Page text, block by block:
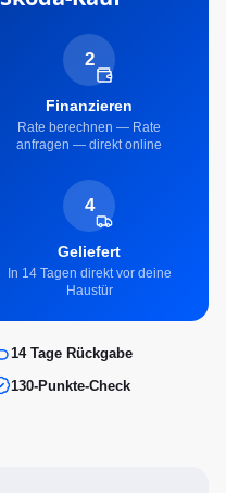
2
Finanzieren
Rate berechnen — Rate
anfragen — direkt online
4
Geliefert
In 14 Tagen direkt vor deine
Haustür
14 Tage Rückgabe
130-Punkte-Check